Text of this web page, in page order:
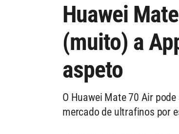
Huawei
(muito) a
aspeto
O Huawei Mate 70 Air
mercado de ultrafinos por